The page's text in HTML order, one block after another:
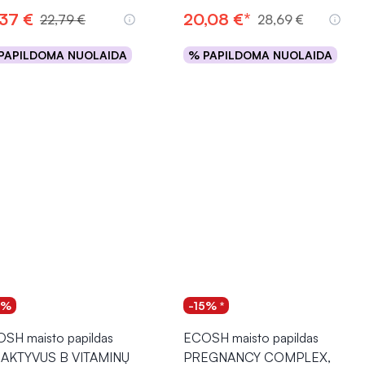
€ 22,79 €
NUOLAIDA
Į krepšelį
20,08 €* 28,69 €
% PAPILDOMA NUOLAIDA
Į krepšelį
maisto papildas
B VITAMINŲ
-15% *
ECOSH maisto papildas
PREGNANCY COMPLEX,